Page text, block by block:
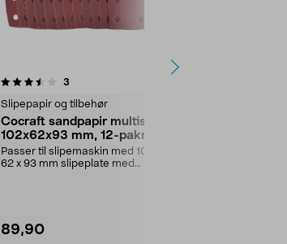
3
Slipepapir og tilbehør
Cocraft sandpapir multisliper
102x62x93 mm, 12-pakning
Passer til slipemaskin med 102 x
62 x 93 mm slipeplate med
89,90
4.5 av 5 stjerner